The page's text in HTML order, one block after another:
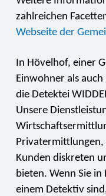
zahlreichen
Webseite der
In Hövelhof, einer
Einwohner als
die Detektei
Unsere
Privatermittlungen,
Kunden diskreten
bieten. Wenn Sie
einem Detektiv